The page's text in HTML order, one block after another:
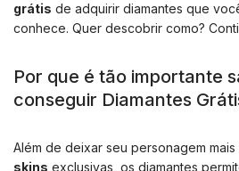
grátis de adquirir diamantes que
conhece. Quer descobrir como?
Por que é tão importante
conseguir Diamantes
Além de deixar seu personagem mais
skins exclusivas, os diamantes